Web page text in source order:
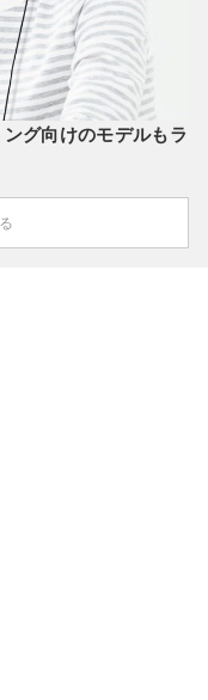
グ向けのモデルもラ